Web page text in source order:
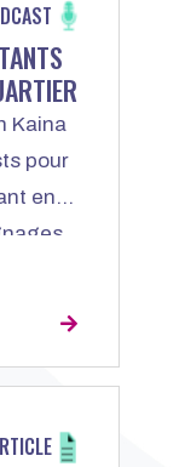
Kaina
pour
en